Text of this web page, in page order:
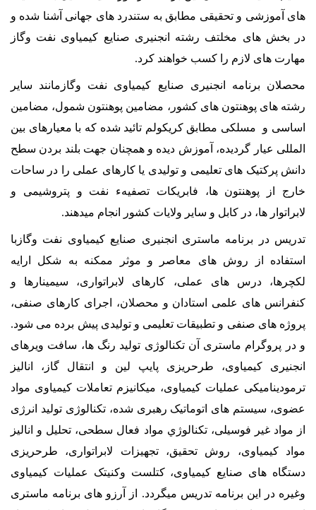
های آموزشی و تحقیقی مطابق به ستندرد های جهانی آشنا شده و
در بخش های مخلتف رشته انجنیری صنایع کیمیاوی نفت وگاز
مهارت های لازم را کسب خواهند کرد.
محصلان برنامه انجنیری صنایع کیمیاوی نفت وگازمانند ساير
رشته های پوهنتون های کشور، مضامين پوهنتون شمول، مضامين
اساسی و مسلکی مطابق کريکولم تائيد شده که با معيارهای بين
المللی عيار گرديده، آموزش ديده و همچنان جهت بلند بردن سطح
دانش پرکتيک های تعلیمی و توليدی يا کارهای عملی را در ساحات
خارج از پوهنتون ها، فابريکات تصفیهء نفت و پتروشیمی و
لابراتوار ها، در کابل و ساير ولايات کشور انجام ميدهند.
تدريس در برنامه ماستری انجنیری صنایع کیمیاوی نفت وگازبا
استفاده از روش های معاصر و موثر ممکنه به شکل ارايه
لکچرها، درس های عملی، کارهای لابراتواری، سيمينارها و
کنفرانس های علمی استادان و محصلان، اجرای کارهای صنفی،
پروژه های صنفی و تطبيقات تعلیمی و توليدی پیش برده می شود.
و در پروگرام ماستری آن تکنالوژی توليد رنگ ها، سافت ويرهای
انجنيری کيمياوی، طرحريزی پايپ لين و انتقال گاز، اناليز
ترموديناميکی عمليات کيمياوی، ميکانيزم تعاملات کيمياوی مواد
عضوی، سيستم های اتوماتيک رهبری شده، تکنالوژی توليد انرژی
از مواد غير فوسیلی، تکنالوژي مواد فعال سطحی، تحليل و اناليز
مواد کيمياوی، روش تحقيق، تجهيزات لابراتواری، طرحريزی
دستگاه های صنايع کيمياوی، کتلست وکنيتک عمليات کيمياوی
وغيره در اين برنامه تدريس ميگردد. از آرزو های برنامه ماستری